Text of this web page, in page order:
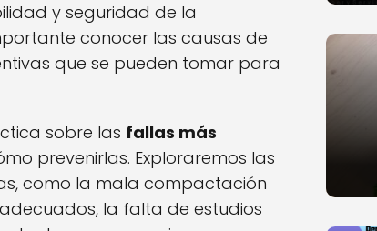
y seguridad de la
conocer las causas de
que se pueden tomar para
sobre las fallas más
prevenirlas. Exploraremos las
como la mala compactación
la falta de estudios